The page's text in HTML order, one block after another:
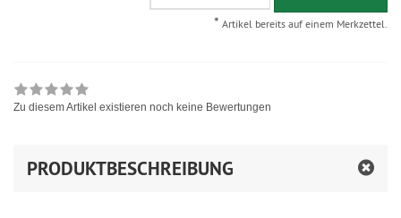
* Artikel bereits auf einem Merkzettel.
Zu diesem Artikel existieren noch keine Bewertungen
PRODUKTBESCHREIBUNG